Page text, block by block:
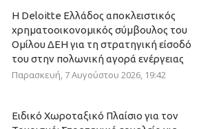
Η Deloitte Ελλάδος αποκλειστικός
χρηματοοικονομικός σύμβουλος του
Ομίλου ΔΕΗ για τη στρατηγική είσοδό
του στην πολωνική αγορά ενέργειας
Παρασκευή, 7 Αυγούστου 2026, 19:42
Ειδικό Χωροταξικό Πλαίσιο για τον